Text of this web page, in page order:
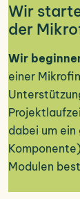
Wir
der
Wir
einer
dabei um
Komponente)
Modulen